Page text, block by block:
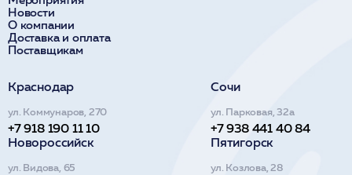
Новости
О компании
Доставка и оплата
Поставщикам
Краснодар
ул. Коммунаров, 270
+7 918 190 11 10
Сочи
ул. Парковая, 32а
+7 938 441 40 84
Новороссийск
ул. Видова, 65
Пятигорск
ул. Козлова, 28